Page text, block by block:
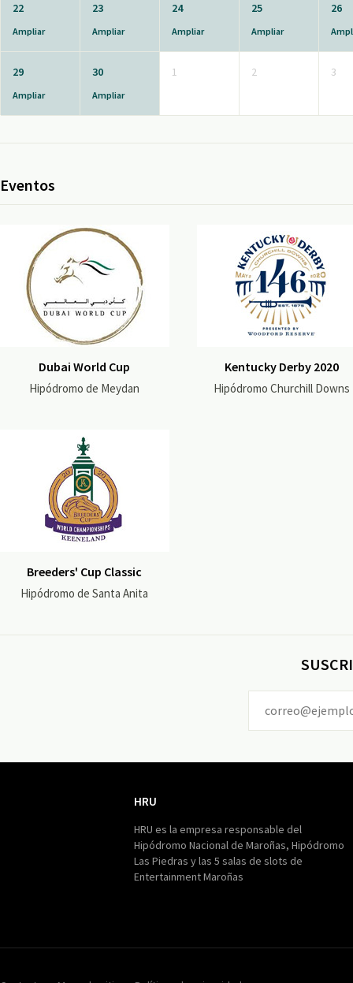
22
Ampliar
23
Ampliar
24
Ampliar
25
Ampliar
26
29
Ampliar
30
Ampliar
1 2 3
Eventos
Dubai World Cup
Hipódromo de Meydan
Kentucky Derby 2020
Hipódromo Churchill Downs
Breeders' Cup Classic
Hipódromo de Santa Anita
HRU
HRU es la empresa responsable del
Hipódromo Nacional de Maroñas, Hipódromo
Las Piedras y las 5 salas de slots de
Entertainment Maroñas